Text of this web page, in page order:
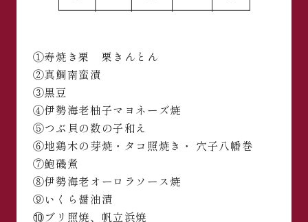
①寿焼き栗 栗きんとん
②真鯛南蛮漬
③黒豆
④伊勢海老柚子マヨネーズ焼
⑤つぶ貝の数の子和え
⑥地鶏木の芽焼・タコ照焼き・ 穴子八幡巻
⑦鮑磯煮
⑧伊勢海老オーロラソース焼
⑨いくら醤油漬
⑩ブリ照焼、帆立浜焼